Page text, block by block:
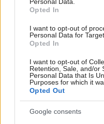
Opted In
I want to opt-out of
Personal Data for
Opted In
I want to opt-out of
Retention, Sale, and/or
Personal Data that Is
Purposes for which it
Opted Out
Google consents
Pocit bezpečného